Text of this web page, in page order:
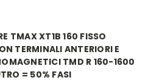
TMAX XT1B 160 FISSO
TERMINALI ANTERIORI E
TMD R 160-1600
= 50% FASI